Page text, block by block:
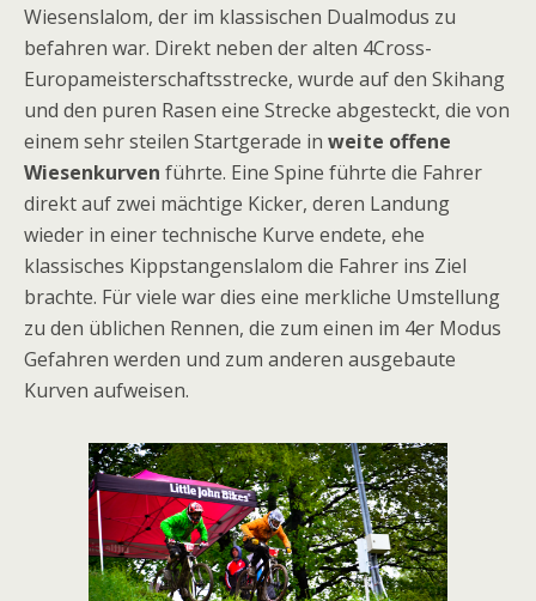
Wiesenslalom, der im klassischen Dualmodus zu
befahren war. Direkt neben der alten 4Cross-
Europameisterschaftsstrecke, wurde auf den Skihang
und den puren Rasen eine Strecke abgesteckt, die von
einem sehr steilen Startgerade in weite offene
Wiesenkurven führte. Eine Spine führte die Fahrer
direkt auf zwei mächtige Kicker, deren Landung
wieder in einer technische Kurve endete, ehe
klassisches Kippstangenslalom die Fahrer ins Ziel
brachte. Für viele war dies eine merkliche Umstellung
zu den üblichen Rennen, die zum einen im 4er Modus
Gefahren werden und zum anderen ausgebaute
Kurven aufweisen.